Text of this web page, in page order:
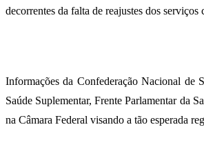
decorrentes da falta de reajustes dos
Informações da Confederação Nacional de
Saúde Suplementar, Frente Parlamentar da
na Câmara Federal visando a tão esperada